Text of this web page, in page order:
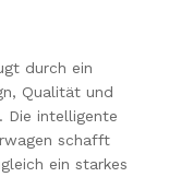
durch ein
Qualität und
Die intelligente
schafft
ein starkes